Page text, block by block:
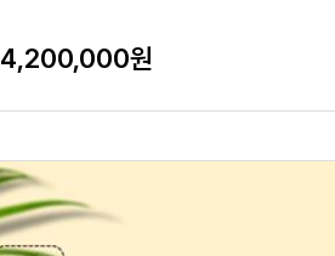
4,200,000원